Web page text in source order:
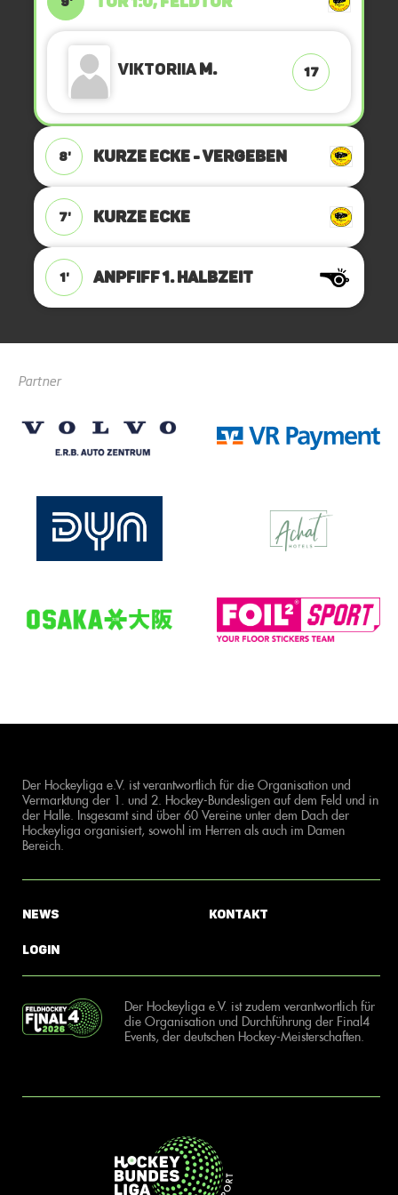
ViktoriiaM. 17
8' KURZE ECKE - VERGEBEN
7' KURZE ECKE
1' ANPFIFF 1. Halbzeit
Partner
Der Hockeyliga e.V. ist verantwortlich für die Organisation und
Vermarktung der 1. und 2. Hockey-Bundesligen auf dem Feld und in
der Halle. Insgesamt sind über 60 Vereine unter dem Dach der
Hockeyliga organisiert, sowohl im Herren als auch im Damen
Bereich.
News
Login
Kontakt
Der Hockeyliga e.V. ist zudem verantwortlich für
die Organisation und Durchführung der Final4
Events, der deutschen Hockey-Meisterschaften.